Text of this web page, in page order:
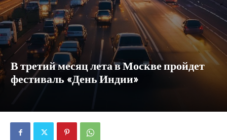
В третий месяц лета в Москве пройдет
фестиваль «День Индии»